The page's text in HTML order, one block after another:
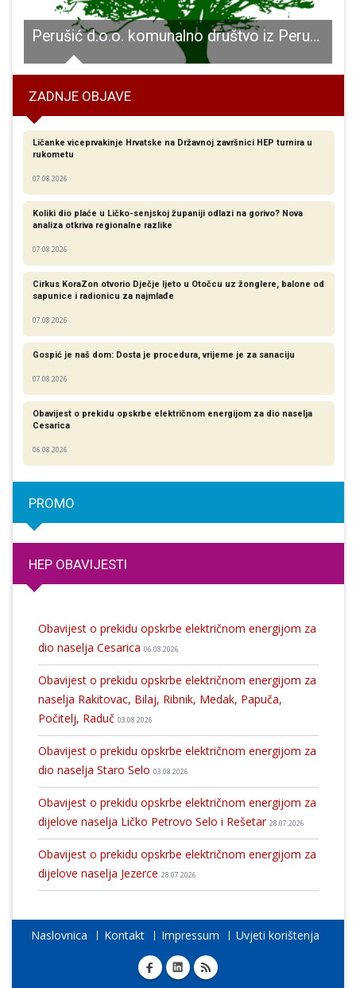
Perušić d.o.o. komunalno društvo iz Perušić uvodi hvale vrjednu demografsku mjeru za pomoć kućanstvima s malom djecom u vidu besplatnih vrećica za pelene za djecu do 3 godine starosti.
ZADNJE OBJAVE
Ličanke viceprvakinje Hrvatske na Državnoj završnici HEP turnira u
rukometu
07.08.2026
Koliki dio plaće u Ličko-senjskoj županiji odlazi na gorivo? Nova
analiza otkriva regionalne razlike​
07.08.2026
Cirkus KoraZon otvorio Dječje ljeto u Otočcu uz žonglere, balone od
sapunice i radionicu za najmlađe
07.08.2026
Gospić je naš dom: Dosta je procedura, vrijeme je za sanaciju
07.08.2026
Obavijest o prekidu opskrbe električnom energijom za dio naselja
Cesarica
06.08.2026
PROMO
HEP OBAVIJESTI
Obavijest o prekidu opskrbe električnom energijom za
dio naselja Cesarica 06.08.2026
Obavijest o prekidu opskrbe električnom energijom za
naselja Rakitovac, Bilaj, Ribnik, Medak, Papuča,
Počitelj, Raduč 03.08.2026
Obavijest o prekidu opskrbe električnom energijom za
dio naselja Staro Selo 03.08.2026
Obavijest o prekidu opskrbe električnom energijom za
dijelove naselja Ličko Petrovo Selo i Rešetar 28.07.2026
Obavijest o prekidu opskrbe električnom energijom za
dijelove naselja Jezerce 28.07.2026
Naslovnica Kontakt Impressum Uvjeti korištenja